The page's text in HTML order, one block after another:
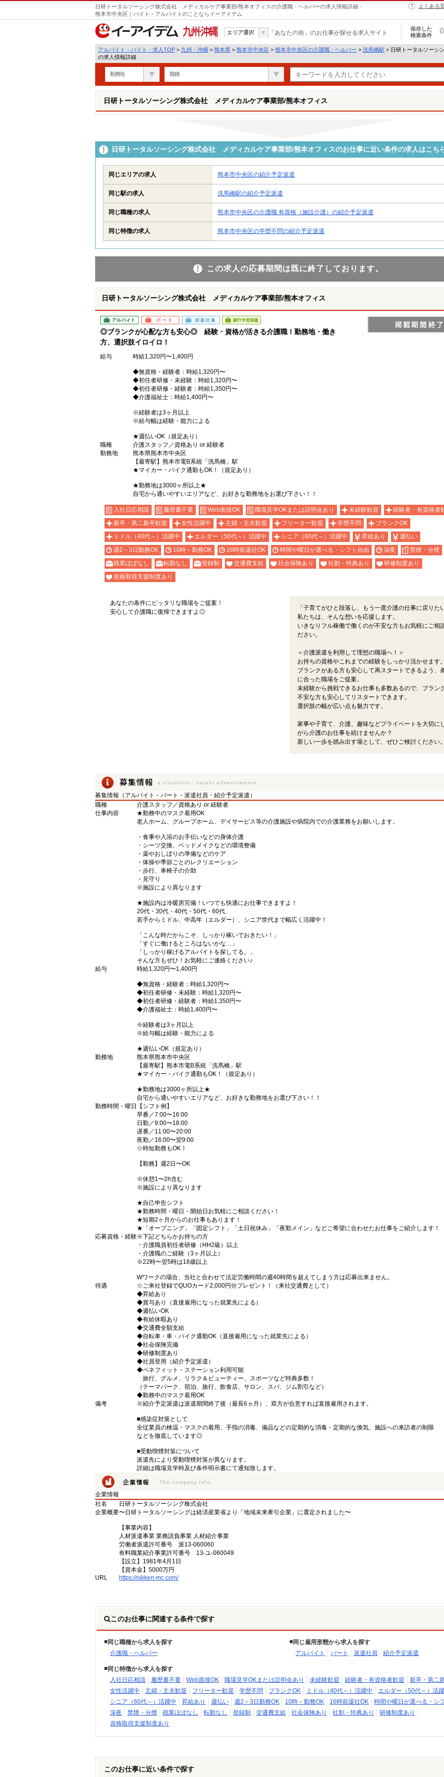
日研トータルソーシング株式会社 メディカルケア事業部/熊本オフィスの介護職・ヘルパーの求人情報詳細 -
熊本市中央区｜バイト・アルバイトのことならイーアイデム
よくある
九州・沖縄
エリア選択 「あなたの街」のお仕事が探せる求人サイト
保存した
検索条件
0
アルバイト・バイト・求人TOP > 九州・沖縄 > 熊本県 > 熊本市中央区 > 熊本市中央区の介護職・ヘルパー > 洗馬橋駅 > 日研トータルソーシ
の求人情報詳細
勤務地 職種
日研トータルソーシング株式会社 メディカルケア事業部/熊本オフィス
日研トータルソーシング株式会社 メディカルケア事業部/熊本オフィスのお仕事に近い条件の求人はこち
同じエリアの求人 熊本市中央区の紹介予定派遣
同じ駅の求人 洗馬橋駅の紹介予定派遣
同じ職種の求人 熊本市中央区の介護職 有資格（施設介護）の紹介予定派遣
同じ特徴の求人 熊本市中央区の学歴不問の紹介予定派遣
この求人の応募期間は既に終了しております。
日研トータルソーシング株式会社 メディカルケア事業部/熊本オフィス
アルバイト パート 派遣社員 紹介予定派遣
◎ブランクが心配な方も安心◎ 経験・資格が活きる介護職！勤務地・働き
方、選択肢イロイロ！
給与 時給1,320円〜1,400円
◆無資格・経験者：時給1,320円〜
◆初任者研修・未経験：時給1,320円〜
◆初任者研修・経験者：時給1,350円〜
◆介護福祉士：時給1,400円〜
※経験者は3ヶ月以上
※給与幅は経験・能力による
★週払いOK（規定あり）
職種
介護スタッフ／資格あり or 経験者
勤務地
熊本県熊本市中央区
【最寄駅】熊本市電B系統「洗馬橋」駅
★マイカー・バイク通勤もOK！（規定あり）
★勤務地は3000ヶ所以上★
自宅から通いやすいエリアなど、お好きな勤務地をお選び下さい！！
入社日応相談 履歴書不要 Web面接OK 職場見学OKまたは説明会あり 未経験歓迎
経験者・有資格者
新卒・第二新卒歓迎
女性活躍中 主婦・主夫歓迎 フリーター歓迎 学歴不問
ブランクOK
ミドル（40代～）活躍中
エルダー（50代～）活躍中 シニア（60代～）活躍中 昇給あり
週払い
週2～3日勤務OK
10時～勤務OK 16時前退社OK 時間や曜日が選べる・シフト自由 深夜
禁煙・分煙
残業ほぼなし
転勤なし 登録制 交通費支給 社会保険あり 社割・特典あり
研修制度あり
資格取得支援制度あり
あなたの条件にピッタリな職場をご提案！
安心して介護職に復帰できますよ◎
「子育てがひと段落し、もう一度介護の仕事に戻りたい
私たちは、そんな想いを応援します。
いきなりフル稼働で働くのが不安な方もお気軽にご相
ださい。
＜介護派遣を利用して理想の職場へ！＞
お持ちの資格やこれまでの経験をしっかり活かせます。
ブランクがある方も安心して再スタートできるよう、
に合った職場をご提案。
未経験から挑戦できるお仕事も多数あるので、ブラン
不安な方も安心してリスタートできます。
選択肢の幅が広い点も魅力です。
家事や子育て、介護、趣味などプライベートを大切に
がら介護のお仕事を続けませんか？
新しい一歩を踏み出す場として、ぜひご検討ください。
募集情報（アルバイト・パート・派遣社員・紹介予定派遣）
職種
介護スタッフ／資格あり or 経験者
仕事内容
★勤務中のマスク着用OK
老人ホーム、グループホーム、デイサービス等の介護施設や病院内での介護業務をお願いします。
・食事や入浴のお手伝いなどの身体介護
・シーツ交換、ベッドメイクなどの環境整備
・薬やおしぼりの準備などのケア
・体操や季節ごとのレクリエーション
・歩行、車椅子の介助
・見守り
※施設により異なります
★施設内は冷暖房完備！いつでも快適にお仕事できますよ！
20代・30代・40代・50代・60代、
若手からミドル、中高年（エルダー）、シニア世代まで幅広く活躍中！
「こんな時だからこそ、しっかり稼いでおきたい！」
「すぐに働けるところはないかな…」
「しっかり稼げるアルバイトを探してる。」
そんな方もぜひ！お気軽にご連絡ください♪
給与
時給1,320円〜1,400円
◆無資格・経験者：時給1,320円〜
◆初任者研修・未経験：時給1,320円〜
◆初任者研修・経験者：時給1,350円〜
◆介護福祉士：時給1,400円〜
※経験者は3ヶ月以上
※給与幅は経験・能力による
★週払いOK（規定あり）
勤務地
熊本県熊本市中央区
【最寄駅】熊本市電B系統「洗馬橋」駅
★マイカー・バイク通勤もOK！（規定あり）
★勤務地は3000ヶ所以上★
自宅から通いやすいエリアなど、お好きな勤務地をお選び下さい！！
勤務時間・曜日
【シフト例】
早番／7:00〜16:00
日勤／9:00〜18:00
遅番／11:00〜20:00
夜勤／16:00〜翌9:00
☆時短勤務もOK！
【勤務】週2日〜OK
※休憩1〜2h含む
※施設により異なります
★自己申告シフト
★勤務時間・曜日・開始日お気軽にご相談ください！
★短期2ヶ月からのお仕事もあります！
★「オープニング」「固定シフト」「土日祝休み」「夜勤メイン」などご希望に合わせたお仕事をご紹介します！
応募資格・経験※下記どちらかお持ちの方
・介護職員初任者研修（HH2級）以上
・介護職のご経験（3ヶ月以上）
※22時〜翌5時は18歳以上
Wワークの場合、当社と合わせて法定労働時間の週40時間を超えてしまう方は応募出来ません。
待遇
☆ご来社登録でQUOカード2,000円分プレゼント！（来社交通費として）
◆昇給あり
◆賞与あり（直接雇用になった就業先による）
◆週払いOK
◆有給休暇あり
◆交通費全額支給
◆自転車・車・バイク通勤OK（直接雇用になった就業先による）
◆社会保険完備
◆研修制度あり
◆社員登用（紹介予定派遣）
◆ベネフィット・ステーション利用可能
旅行、グルメ、リラク＆ビューティー、スポーツなど特典多数！
（テーマパーク、宿泊、旅行、飲食店、サロン、スパ、ジム割引など）
◆勤務中のマスク着用OK
備考
※紹介予定派遣は派遣期間終了後（最長6ヵ月）、双方が合意すれば直接雇用されます。
■感染症対策として
全従業員の検温・マスクの着用、手指の消毒、備品などの定期的な消毒・定期的な換気、施設への来訪者の制限
などを徹底しています◎
■受動喫煙対策について
派遣先により受動喫煙対策が異なります。
詳細は職場見学時及び条件明示書にて通知致します。
企業情報
社名
日研トータルソーシング株式会社
企業概要〜日研トータルソーシングは経済産業省より「地域未来牽引企業」に選定されました〜
【事業内容】
人材派遣事業 業務請負事業 人材紹介事業
労働者派遣許可番号 派13-060060
有料職業紹介事業許可番号 13-ユ-060049
【設立】1981年4月1日
【資本金】5000万円
URL
https://nikken-mc.com/
このお仕事に関連する条件で探す
同じ職種から求人を探す
介護職・ヘルパー
同じ雇用形態から求人を探す
アルバイト
パート 派遣社員 紹介予定派遣
同じ特徴から求人を探す
入社日応相談
履歴書不要 Web面接OK 職場見学OKまたは説明会あり 未経験歓迎 経験者・有資格者歓迎
新卒・第二
女性活躍中
主婦・主夫歓迎 フリーター歓迎 学歴不問 ブランクOK ミドル（40代～）活躍中
エルダー（50代～）活
シニア（60代～）活躍中
昇給あり 週払い 週2～3日勤務OK 10時～勤務OK 16時前退社OK
時間や曜日が選べる・シ
深夜
禁煙・分煙 残業ほぼなし 転勤なし 登録制 交通費支給 社会保険あり 社割・特典あり
研修制度あり
資格取得支援制度あり
このお仕事に近い条件で探す